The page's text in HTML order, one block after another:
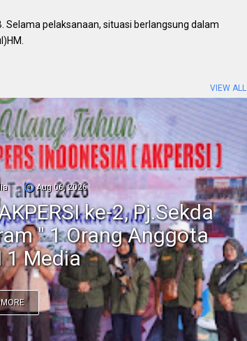
Selama pelaksanaan, situasi berlangsung dalam
VIEW ALL
Aug 06, 2026
ke-2, Pj.Sekda
" 1 Orang Anggota
1 Media